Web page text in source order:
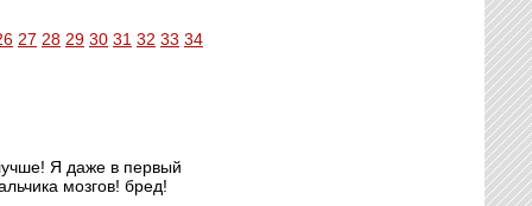
27 28 29 30 31 32 33 34
Я даже в первый
мoзгов! бред!